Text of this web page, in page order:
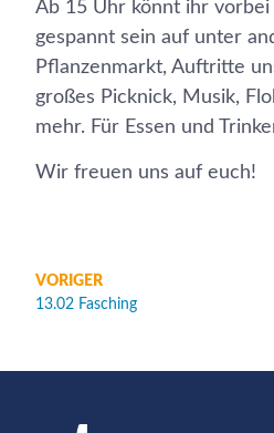
Ab 15 Uhr könnt ihr vorbei
gespannt sein auf unter
Pflanzenmarkt, Auftritte
großes Picknick, Musik,
mehr. Für Essen und
Wir freuen uns auf euch!
VORIGER
13.02 Fasching